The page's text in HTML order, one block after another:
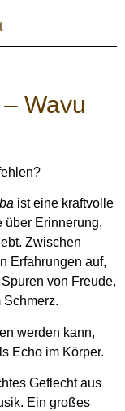
Wavu
ist eine kraftvolle
über Erinnerung,
Zwischen
Erfahrungen auf,
von Freude,
werden kann,
Echo im Körper.
Geflecht aus
Ein großes